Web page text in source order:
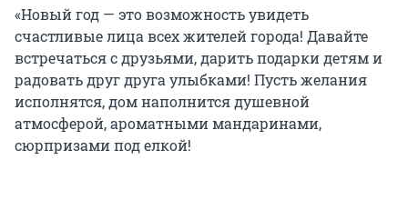
«Новый год — это возможность увидеть
счастливые лица всех жителей города! Давайте
встречаться с друзьями, дарить подарки детям и
радовать друг друга улыбками! Пусть желания
исполнятся, дом наполнится душевной
атмосферой, ароматными мандаринами,
сюрпризами под елкой!